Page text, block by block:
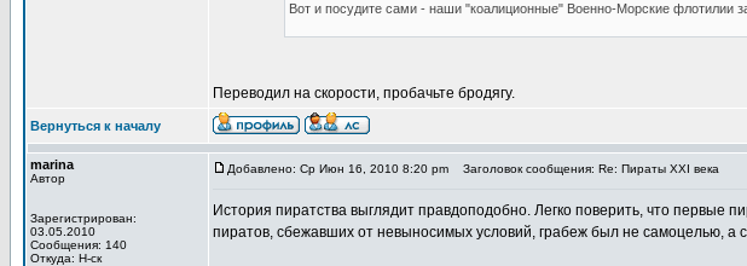
Вот и посудите сами - наши "коалиционные" Военно-Морские флотилии
Переводил на скорости, пробачьте бродягу.
Вернуться к началу
marina
Автор
Зарегистрирован:
03.05.2010
Сообщения: 140
Откуда: Н-ск
Добавлено: Ср Июн 16, 2010 8:20 pm Заголовок сообщения: Re: Пираты XXI века
История пиратства выглядит правдоподобно. Легко поверить, что первые
пиратов, сбежавших от невыносимых условий, грабеж был не самоцелью, а